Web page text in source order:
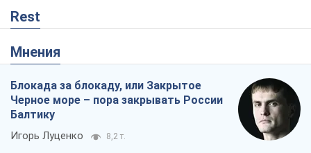
Rest
Мнения
Блокада за блокаду, или Закрытое
Черное море – пора закрывать России
Балтику
Игорь Луценко 8,2 т.